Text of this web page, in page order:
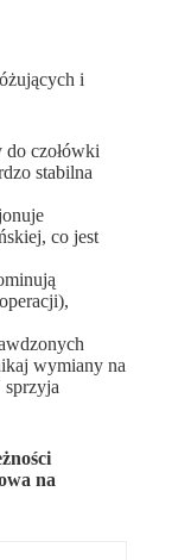
i
do czołówki
stabilna
co jest
wymiany na
na